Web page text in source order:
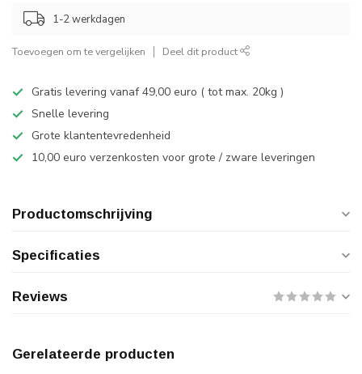
1-2 werkdagen
Toevoegen om te vergelijken Deel dit product
Gratis levering vanaf 49,00 euro ( tot max. 20kg )
Snelle levering
Grote klantentevredenheid
10,00 euro verzenkosten voor grote / zware leveringen
Productomschrijving
Specificaties
Reviews
Gerelateerde producten